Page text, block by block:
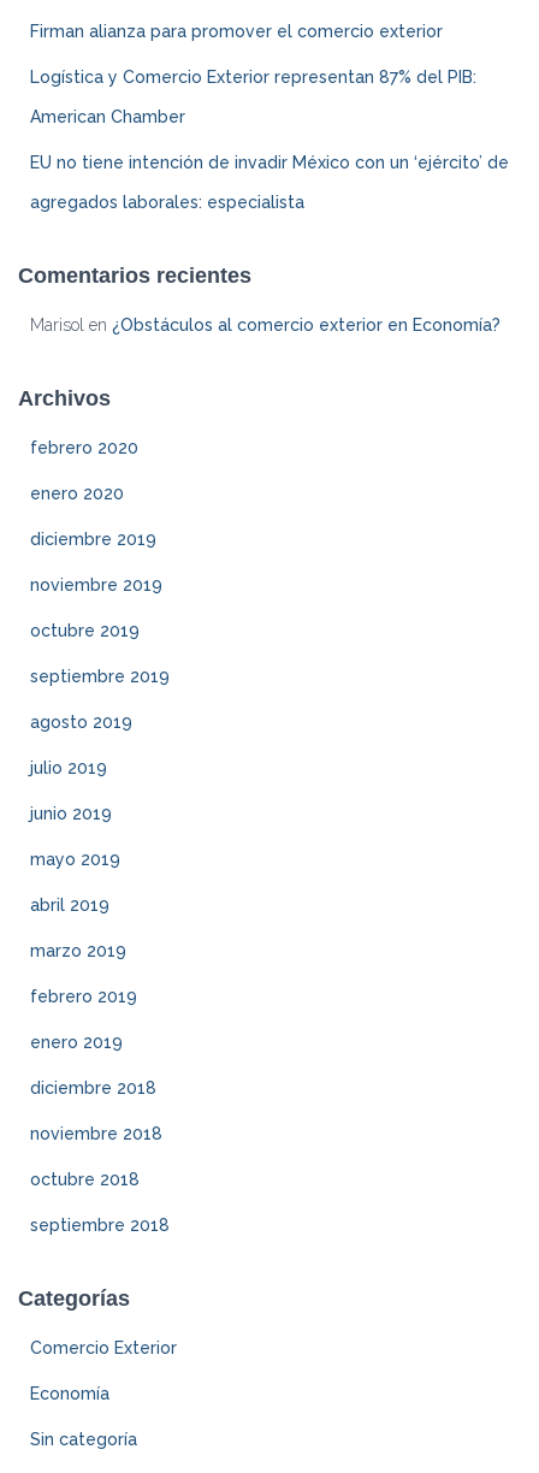
Firman alianza para promover el comercio exterior
Logística y Comercio Exterior representan 87% del PIB:
American Chamber
EU no tiene intención de invadir México con un ‘ejército’ de
agregados laborales: especialista
Comentarios recientes
Marisol en ¿Obstáculos al comercio exterior en Economía?
Archivos
febrero 2020
enero 2020
diciembre 2019
noviembre 2019
octubre 2019
septiembre 2019
agosto 2019
julio 2019
junio 2019
mayo 2019
abril 2019
marzo 2019
febrero 2019
enero 2019
diciembre 2018
noviembre 2018
octubre 2018
septiembre 2018
Categorías
Comercio Exterior
Economía
Sin categoría